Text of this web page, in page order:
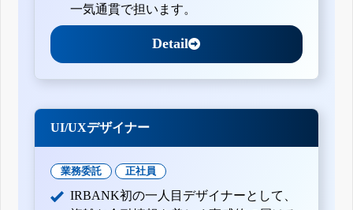
一気通貫で担います。
Detail
UI/UXデザイナー
業務委託 正社員
IRBANK初の一人目デザイナーとして、